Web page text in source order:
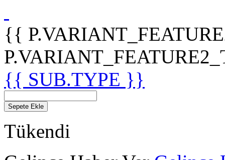
{{
{{ SUB.TYPE }}
Sepete Ekle
Tükendi